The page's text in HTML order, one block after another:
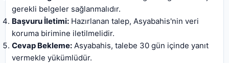
gerekli belgeler sağlanmalıdır.
Başvuru İletimi: Hazırlanan talep, Asyabahis'nin veri
koruma birimine iletilmelidir.
Cevap Bekleme: Asyabahis, talebe 30 gün içinde yanıt
vermekle yükümlüdür.